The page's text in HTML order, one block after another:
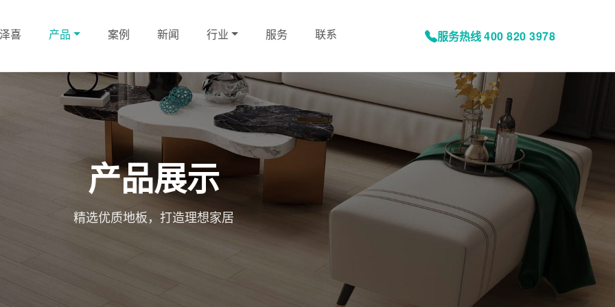
泽喜 产品 案例 新闻 行业 服务 联系 服务热线400 820 3978
产品展示
精选优质地板，打造理想家居